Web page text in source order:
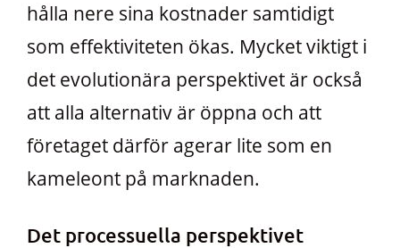
hålla nere sina kostnader samtidigt
som effektiviteten ökas. Mycket viktigt i
det evolutionära perspektivet är också
att alla alternativ är öppna och att
företaget därför agerar lite som en
kameleont på marknaden.
Det processuella perspektivet